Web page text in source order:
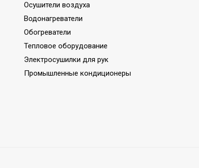
Осушители воздуха
Водонагреватели
Обогреватели
Тепловое оборудование
Электросушилки для рук
Промышленные кондиционеры